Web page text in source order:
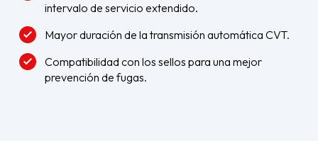
intervalo de servicio extendido.
Mayor duración de la transmisión automática CVT.
Compatibilidad con los sellos para una mejor
prevención de fugas.